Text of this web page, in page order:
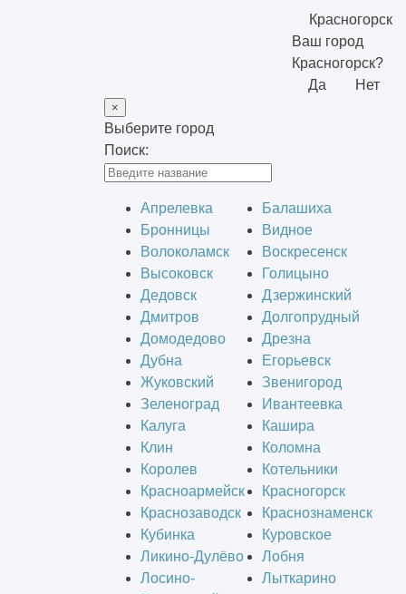
Красногорск
Ваш город
Красногорск?
Да
Нет
×
Выберите город
Поиск:
Апрелевка
Балашиха
Бронницы
Видное
Волоколамск
Воскресенск
Высоковск
Голицыно
Дедовск
Дзержинский
Дмитров
Долгопрудный
Домодедово
Дрезна
Дубна
Егорьевск
Жуковский
Звенигород
Зеленоград
Ивантеевка
Калуга
Кашира
Клин
Коломна
Королев
Котельники
Красноармейск
Красногорск
Краснозаводск
Краснознаменск
Кубинка
Куровское
Ликино-Дулёво
Лобня
Лосино-
Лыткарино